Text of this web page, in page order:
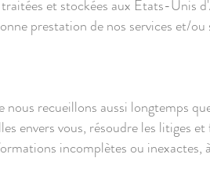
et stockées aux États-Unis
prestation de nos services et/
recueillons aussi longtemps
envers vous, résoudre les litiges
incomplètes ou